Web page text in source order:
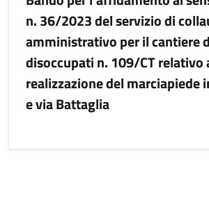
n. 36/2023 del servizio di
amministrativo per il cantiere
disoccupati n. 109/CT relativo
realizzazione del marciapiede
e via Battaglia